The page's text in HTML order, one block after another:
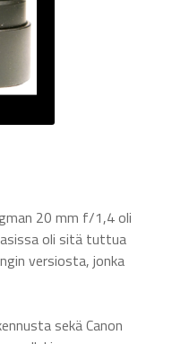
20 mm f/1,4 oli
oli sitä tuttua
versiosta, jonka
sekä Canon